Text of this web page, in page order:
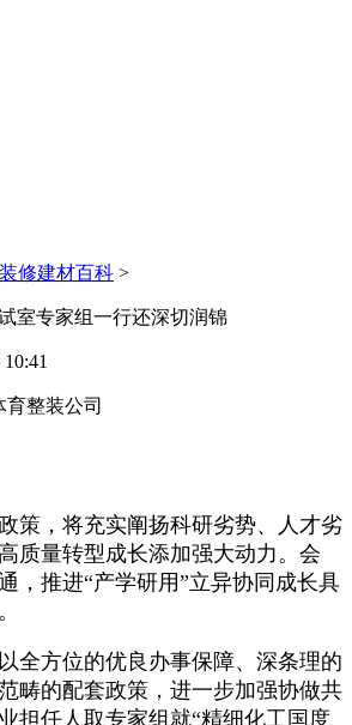
装修建材百科 >
室专家组一行还深切润锦
整装公司
，将充实阐扬科研劣势、人才劣
质量转型成长添加强大动力。会
，推进“产学研用”立异协同成长具
方位的优良办事保障、深条理的
畴的配套政策，进一步加强协做共
担任人取专家组就“精细化工国度